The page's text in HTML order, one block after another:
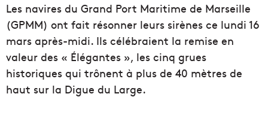
Les navires du Grand Port Maritime de Marseille
(GPMM) ont fait résonner leurs sirènes ce lundi 16
mars après-midi. Ils célébraient la remise en
valeur des « Élégantes », les cinq grues
historiques qui trônent à plus de 40 mètres de
haut sur la Digue du Large.